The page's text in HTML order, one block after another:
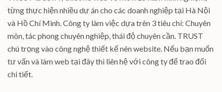
từng thực hiện nhiều dự án cho các doanh nghiệp tại Hà Nội
và Hồ Chí Minh. Công ty làm việc dựa trên 3 tiêu chí: Chuyên
môn, tác phong chuyên nghiệp, thái độ chuyên cần. TRUST
chú trọng vào công nghệ thiết kế nên website. Nếu bạn muốn
tư vấn và làm web tại đây thì liên hệ với công ty để trao đổi
chi tiết.